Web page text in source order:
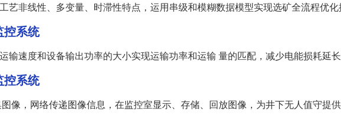
艺⾮线性、多变量、时滞性特点，运⽤串级和模糊数据模型实现选矿全流程优化
控系统
输速度和设备输出功率的⼤⼩实现运输功率和运输 量的匹配，减少电能损耗延⻓
控系统
像，⽹络传递图像信息，在监控室显⽰、存储、回放图像，为井下⽆⼈值守提供